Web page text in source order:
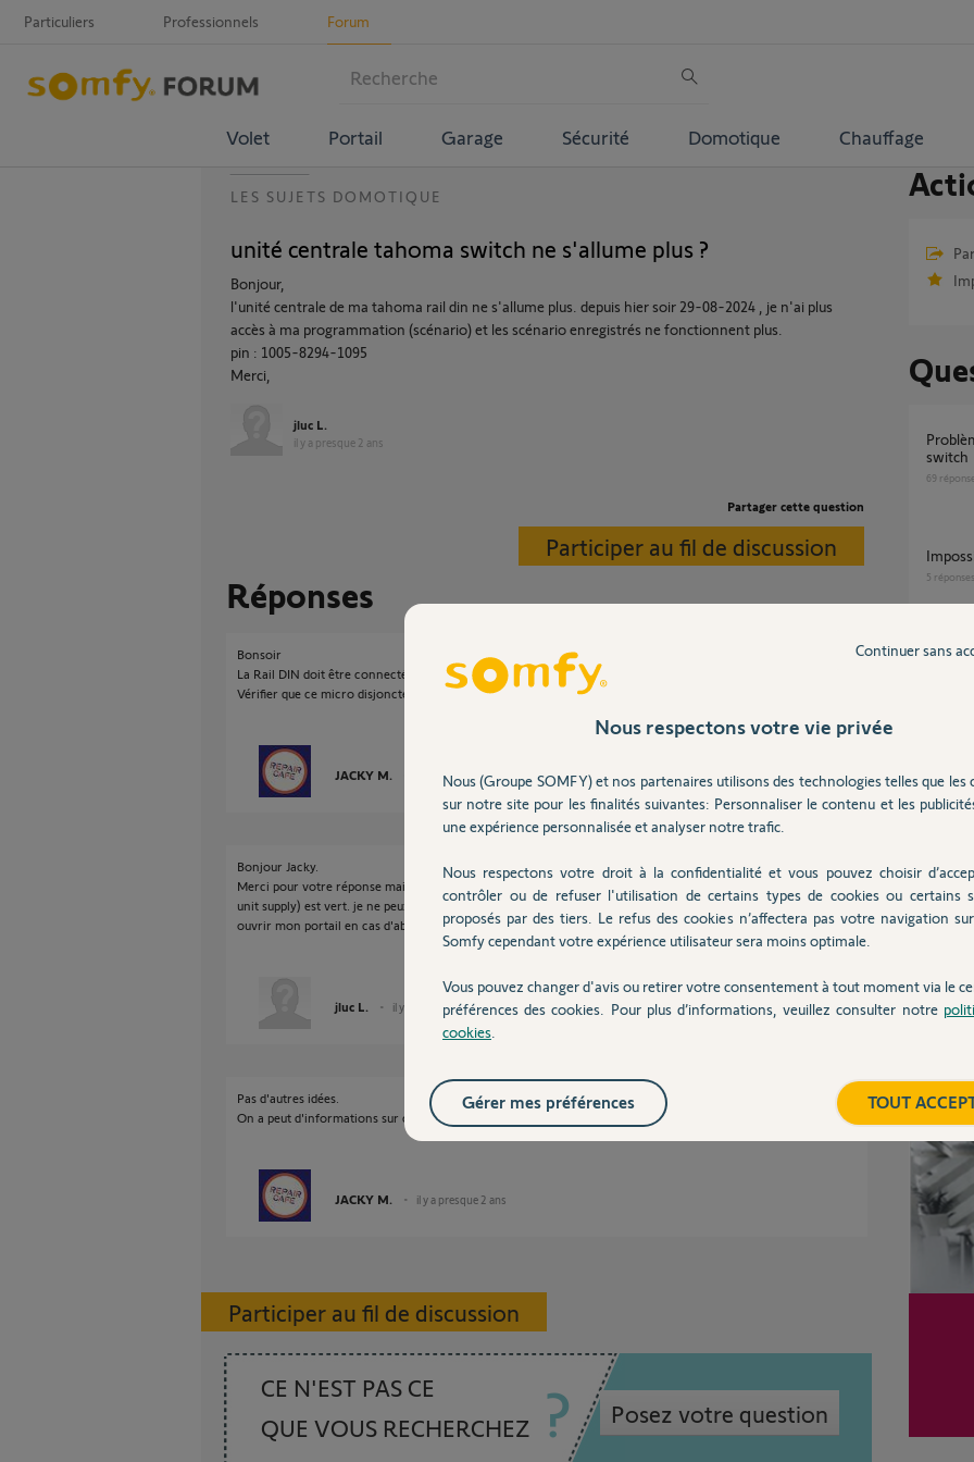
Particuliers Professionnels Forum
Volet Portail Garage Sécurité Domotique Chauffage
LES SUJETS DOMOTIQUE
unité centrale tahoma switch ne s'allume plus ?
Bonjour,
l'unité centrale de ma tahoma rail din ne s'allume plus. depuis hier soir 29-08-2024 , je n'ai plus
accès à ma programmation (scénario) et les scénario enregistrés ne fonctionnent plus.
pin : 1005-8294-1095
Merci,
jluc L.
il y a presque 2 ans
Partager cette question
Participer au fil de discussion
Réponses
Bonsoir
La Rail DIN doit être connectée sur un micro disjoncteur dans le tableau électrique.
Vérifier que ce micro disjoncteur est bien sur marche.
JACKY M. il y a presque 2 ans
Bonjour Jacky.
Merci pour votre réponse mais tout est branché et le voyant du bloc d'alimentation (power
unit supply) est vert. je ne peux toujours pas utiliser mon téléphone notamment pour
ouvrir mon portail en cas d'absence pour les livraisons. Cdlt
jluc L. il y a presque 2 ans
Pas d'autres idées.
On a peut d'informations sur ce matériel car il est réservé aux professionnels.
JACKY M. il y a presque 2 ans
Participer au fil de discussion
CE N'EST PAS CE
QUE VOUS RECHERCHEZ
Posez votre question
Problème détection volet roulant via tahoma
switch
69
5 réponses
Suppression d'une ancien box TAHOMA V2
pour
dans
13
Somfy 1870595 Tahoma Switch - Need help
to
6réponses
Nous respectons votre vie privée
Nous (Groupe SOMFY) et nos partenaires utilisons des technologies telles que les
sur notre site pour les finalités suivantes: Personnaliser le contenu et les
une expérience personnalisée et analyser notre trafic.
Nous respectons votre droit à la confidentialité et vous pouvez choisir
contrôler ou de refuser l'utilisation de certains types de cookies ou certains
proposés par des tiers. Le refus des cookies n’affectera pas votre navigation
Somfy cependant votre expérience utilisateur sera moins optimale.
Vous pouvez changer d'avis ou retirer votre consentement à tout moment via le
préférences des cookies. Pour plus d’informations, veuillez consulter notre
cookies
Continuer sans
TOUT
Gérer mes préférences